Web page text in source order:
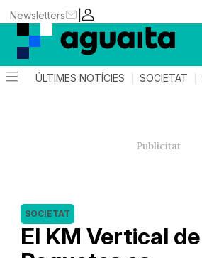
|
Newsletters
ÚLTIMES NOTÍCIES SOCIETAT
El KM Vertical de
SOCIETAT